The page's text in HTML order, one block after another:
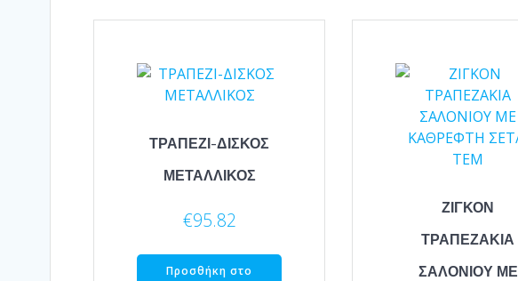
ΤΡΑΠΕΖΙ-ΔΙΣΚΟΣ
ΜΕΤΑΛΛΙΚΟΣ
€95.82
Προσθήκη στο
ΖΙΓΚΟΝ
ΤΡΑΠΕΖΑΚΙΑ
ΣΑΛΟΝΙΟΥ ΜΕ